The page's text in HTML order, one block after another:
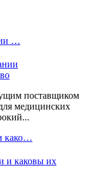
…
поставщиком
медицинских
како…